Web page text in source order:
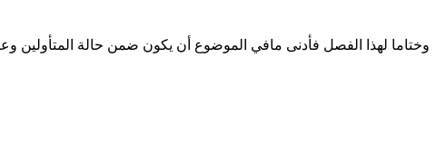
وختاما لهذا الفصل فأدنى مافي الموضوع أن يكون ضمن حالة المتأولين